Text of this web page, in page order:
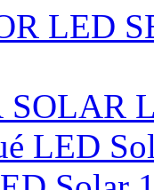
LED
SOLAR
LED